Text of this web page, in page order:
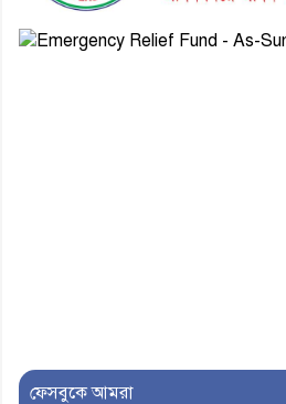
৯। মেঘনায়
ফেসবুকে আমরা